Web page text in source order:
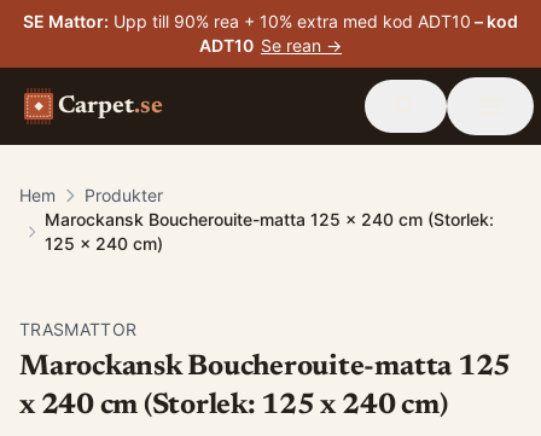
SE Mattor: Upp till 90% rea + 10% extra med kod ADT10 – kod
ADT10 Se rean →
Carpet.se
Hem
Produkter
Marockansk Boucherouite-matta 125 x 240 cm (Storlek:
125 x 240 cm)
TRASMATTOR
Marockansk Boucherouite-matta 125
x 240 cm (Storlek: 125 x 240 cm)